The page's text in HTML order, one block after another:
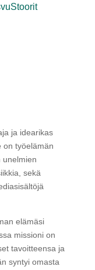
ja idearikas
on työelämän
unelmien
sekä
elämäsi
missioni on
tavoitteensa ja
syntyi omasta